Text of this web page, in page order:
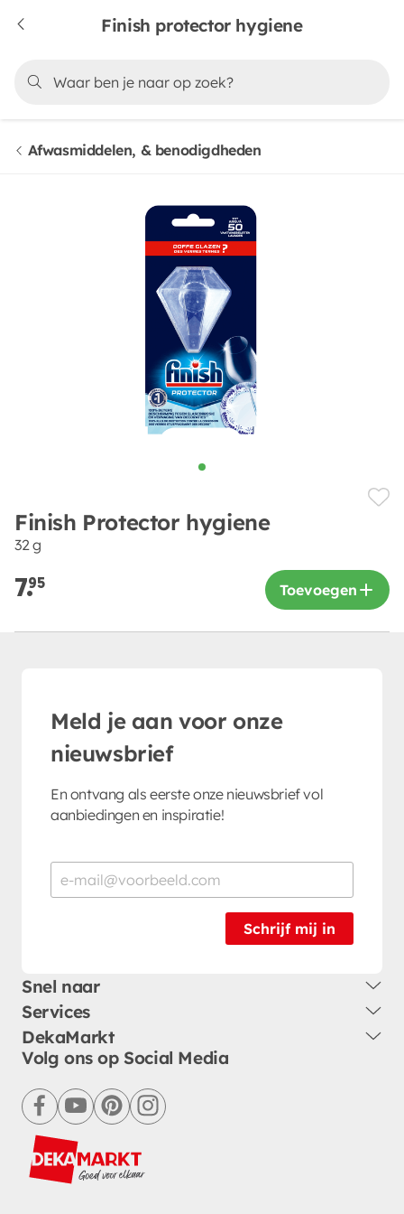
Finish protector hygiene
Afwasmiddelen, & benodigdheden
Finish Protector hygiene
32 g
7.95 Toevoegen
Meld je aan voor onze
nieuwsbrief
En ontvang als eerste onze nieuwsbrief vol
aanbiedingen en inspiratie!
Schrijf mij in
Snel naar
Services
DekaMarkt
Volg ons op Social Media
facebookyoutubepinterestinstagram